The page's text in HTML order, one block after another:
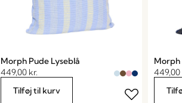
Morph Pude Lyseblå
449,00 kr.
Tilføj til kurv
Morph
449,00